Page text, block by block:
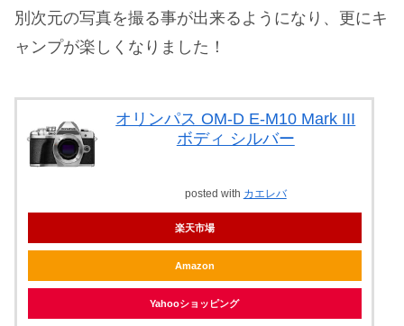
別次元の写真を撮る事が出来るようになり、更にキ
ャンプが楽しくなりました！
オリンパス OM-D E-M10 Mark III
ボディ シルバー
posted with カエレバ
楽天市場
Amazon
Yahooショッピング